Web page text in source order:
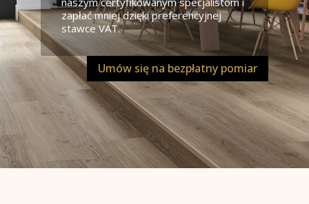
zapłać mniej dzięki preferencyjnej
stawce VAT.
Umów się na bezpłatny pomiar